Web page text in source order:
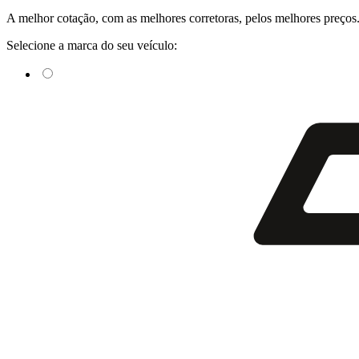
A melhor cotação, com as melhores corretoras, pelos melhores preços.
Selecione a marca do seu veículo: